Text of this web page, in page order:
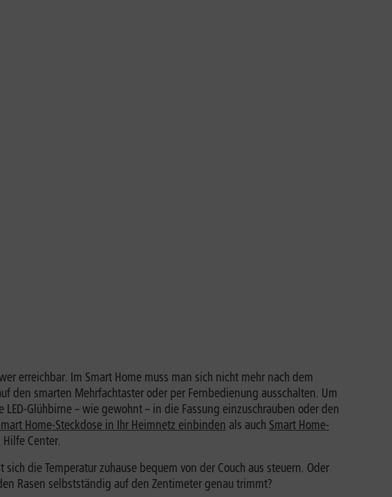
erreichbar. Im Smart Home muss man sich nicht mehr nach dem
den smarten Mehrfachtaster oder per Fernbedienung ausschalten. Um
Glühbirne – wie gewohnt – in die Fassung einzuschrauben oder den
Home-Steckdose in Ihr Heimnetz einbinden als auch Smart Home-
Center.
die Temperatur zuhause bequem von der Couch aus steuern. Oder
Rasen selbstständig auf den Zentimeter genau trimmt?